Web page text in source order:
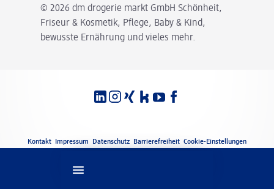
© 2026 dm drogerie markt GmbH Schönheit,
Friseur & Kosmetik, Pflege, Baby & Kind,
bewusste Ernährung und vieles mehr.
Rechtliches
Kontakt Impressum Datenschutz Barrierefreiheit Cookie-Einstellungen